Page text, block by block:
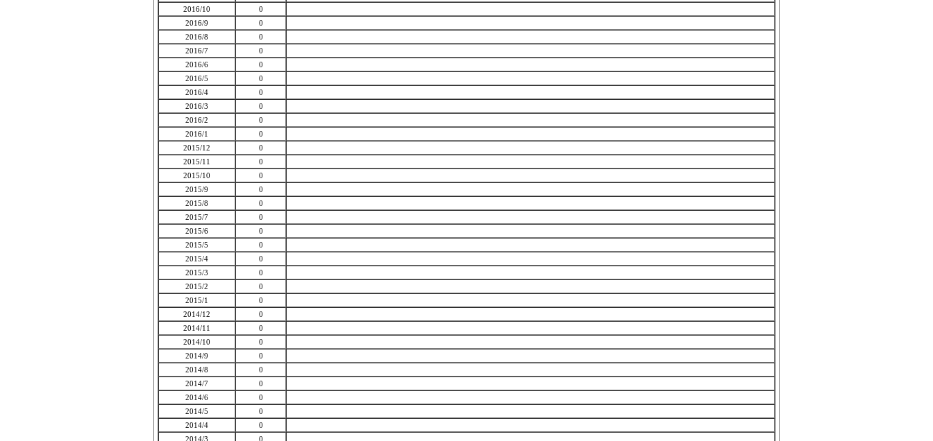
2016/10
0
2016/9
0
2016/8
0
2016/7
0
2016/6
0
2016/5
0
2016/4
0
2016/3
0
2016/2
0
2016/1
0
2015/12
0
2015/11
0
2015/10
0
2015/9
0
2015/8
0
2015/7
0
2015/6
0
2015/5
0
2015/4
0
2015/3
0
2015/2
0
2015/1
0
2014/12
0
2014/11
0
2014/10
0
2014/9
0
2014/8
0
2014/7
0
2014/6
0
2014/5
0
2014/4
0
2014/3
0